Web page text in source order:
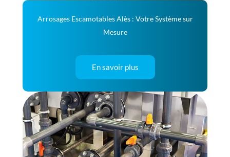
Arrosages Escamotables Alès : Votre Système sur
Mesure
En savoir plus